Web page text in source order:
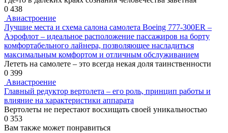
0 438
Авиастроение
Лучшие места и схема салона самолета Boeing 777-300ER –
Аэрофлот – идеальное расположение пассажиров на борту
комфортабельного лайнера, позволяющее насладиться
максимальным комфортом и отличным обслуживанием
Лететь на самолете – это всегда некая доля таинственности
0 399
Авиастроение
Главный редуктор вертолета – его роль, принцип работы и
влияние на характеристики аппарата
Вертолеты не перестают восхищать своей уникальностью
0 353
Вам также может понравиться